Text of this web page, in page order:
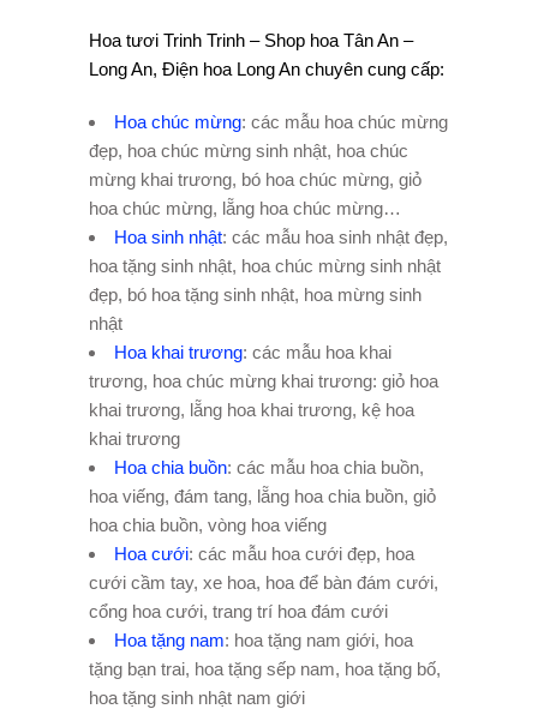
Hoa tươi Trinh Trinh – Shop hoa Tân An –
Long An, Điện hoa Long An chuyên cung cấp:
Hoa chúc mừng: các mẫu hoa chúc mừng
đẹp, hoa chúc mừng sinh nhật, hoa chúc
mừng khai trương, bó hoa chúc mừng, giỏ
hoa chúc mừng, lẵng hoa chúc mừng…
Hoa sinh nhật: các mẫu hoa sinh nhật đẹp,
hoa tặng sinh nhật, hoa chúc mừng sinh nhật
đẹp, bó hoa tặng sinh nhật, hoa mừng sinh
nhật
Hoa khai trương: các mẫu hoa khai
trương, hoa chúc mừng khai trương: giỏ hoa
khai trương, lẵng hoa khai trương, kệ hoa
khai trương
Hoa chia buồn: các mẫu hoa chia buồn,
hoa viếng, đám tang, lẵng hoa chia buồn, giỏ
hoa chia buồn, vòng hoa viếng
Hoa cưới: các mẫu hoa cưới đẹp, hoa
cưới cầm tay, xe hoa, hoa để bàn đám cưới,
cổng hoa cưới, trang trí hoa đám cưới
Hoa tặng nam: hoa tặng nam giới, hoa
tặng bạn trai, hoa tặng sếp nam, hoa tặng bố,
hoa tặng sinh nhật nam giới